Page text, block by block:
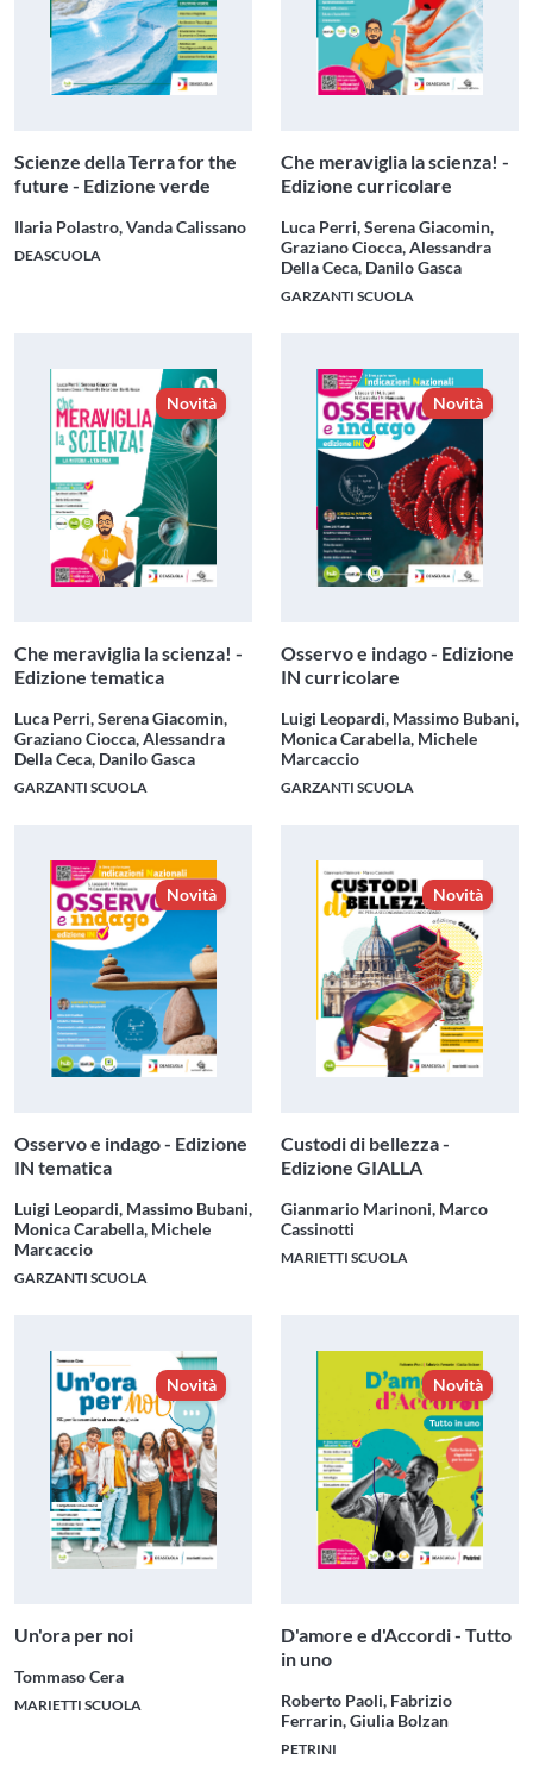
Scienze della Terra for the
future - Edizione verde
Ilaria Polastro, Vanda Calissano
DEASCUOLA
Che meraviglia la scienza! -
Edizione curricolare
Luca Perri, Serena Giacomin,
Graziano Ciocca, Alessandra
Della Ceca, Danilo Gasca
GARZANTI SCUOLA
Novità
Che meraviglia la scienza! -
Edizione tematica
Luca Perri, Serena Giacomin,
Graziano Ciocca, Alessandra
Della Ceca, Danilo Gasca
GARZANTI SCUOLA
Novità
Osservo e indago - Edizione
IN curricolare
Luigi Leopardi, Massimo Bubani,
Monica Carabella, Michele
Marcaccio
GARZANTI SCUOLA
Novità
Osservo e indago - Edizione
IN tematica
Luigi Leopardi, Massimo Bubani,
Monica Carabella, Michele
Marcaccio
GARZANTI SCUOLA
Novità
Custodi di bellezza -
Edizione GIALLA
Gianmario Marinoni, Marco
Cassinotti
MARIETTI SCUOLA
Novità
Un'ora per noi
Tommaso Cera
MARIETTI SCUOLA
Novità
D'amore e d'Accordi - Tutto
in uno
Roberto Paoli, Fabrizio
Ferrarin, Giulia Bolzan
PETRINI